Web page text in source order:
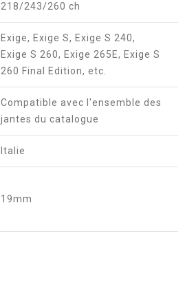
218/243/260 ch
Exige, Exige S, Exige S 240,
Exige S 260, Exige 265E, Exige S
260 Final Edition, etc.
Compatible avec l'ensemble des
jantes du catalogue
Italie
19mm